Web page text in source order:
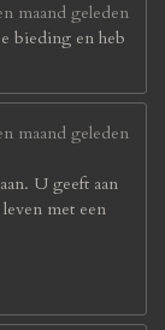
maand geleden
bieding en heb
maand geleden
U geeft aan
met een